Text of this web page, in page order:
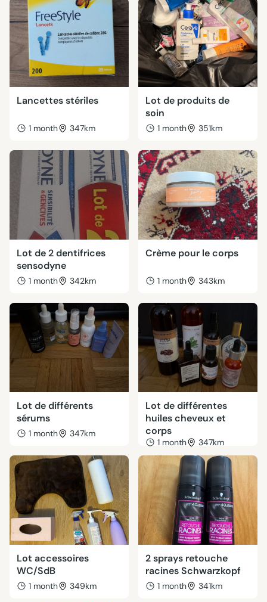
Lancettes stériles
1 month 347km
Lot de produits de
soin
1 month 351km
Lot de 2 dentifrices
sensodyne
1 month 342km
Crème pour le corps
1 month 343km
Lot de différents
sérums
1 month 347km
Lot de différentes
huiles cheveux et
corps
1 month 347km
Lot accessoires
WC/SdB
1 month 349km
2 sprays retouche
racines Schwarzkopf
1 month 341km